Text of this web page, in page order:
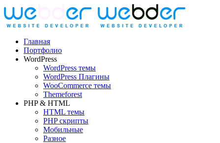
Главная
Портфолио
WordPress
WordPress темы
WordPress Плагины
WooCommerce темы
Themeforest
PHP & HTML
HTML темы
PHP скрипты
Мобильные
Разное